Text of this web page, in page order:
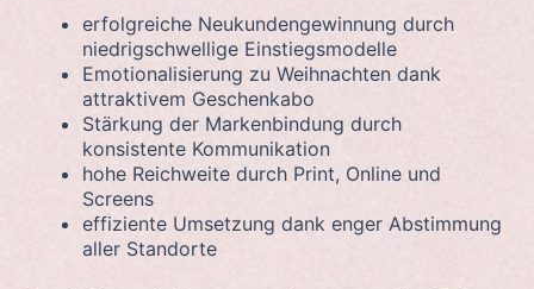
erfolgreiche Neukundengewinnung durch
niedrigschwellige Einstiegsmodelle
Emotionalisierung zu Weihnachten dank
attraktivem Geschenkabo
Stärkung der Markenbindung durch
konsistente Kommunikation
hohe Reichweite durch Print, Online und
Screens
effiziente Umsetzung dank enger Abstimmung
aller Standorte